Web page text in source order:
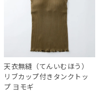
天衣無縫（てんいむほう）
リブカップ付きタンクトッ
プ ヨモギ